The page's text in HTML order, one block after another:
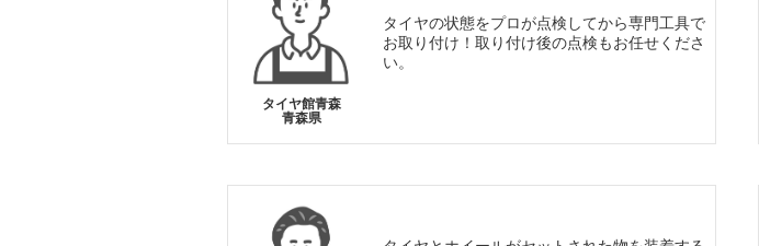
タイヤ館青森
青森県
タイヤの状態をプロが点検してから専門工具で
お取り付け！取り付け後の点検もお任せくださ
い。